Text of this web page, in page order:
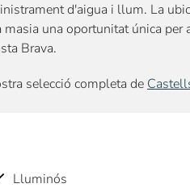
d'aigua i llum. La
una oportunitat única per
Brava.
selecció completa de
Lluminós